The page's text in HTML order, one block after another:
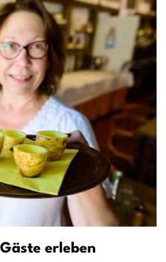
erleben